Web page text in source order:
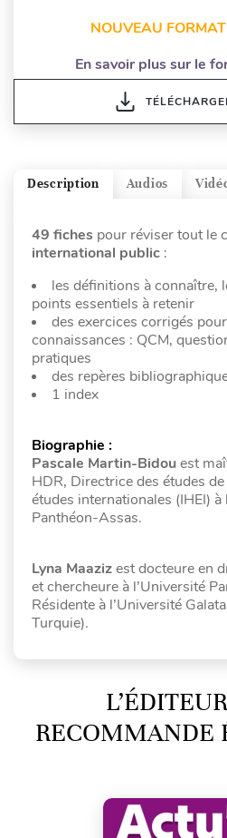
NOUVEAU
En savoir plus sur le
Audios
Description
49 fiches pour réviser tout le
international public :
les définitions à connaître,
points essentiels à retenir
des exercices corrigés
connaissances : QCM,
pratiques
des repères
1 index
Biographie :
Pascale Martin-Bidouest
HDR, Directrice des études
études internationales (IHEI) à
Panthéon-Assas.
Lyna Maazizest docteure en
et chercheure à l’Université
Résidente à l’Université
Turquie).
RECOMMANDE